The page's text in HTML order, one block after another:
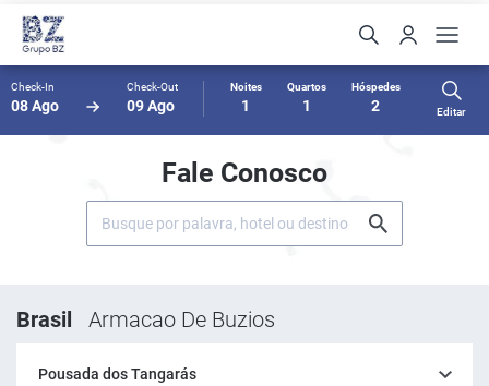
Check-In
08 Ago
Check-Out
09 Ago
Noites
1
Quartos
1
Hóspedes
2 Editar
Fale Conosco
Brasil Armacao De Buzios
Pousada dos Tangarás